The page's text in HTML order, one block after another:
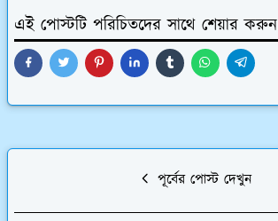
এই পোস্টটি পরিচিতদের সাথে শেয়ার করুন
পূর্বের পোস্ট দেখুন